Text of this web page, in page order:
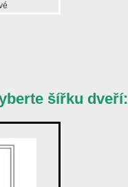
šířku dveří: